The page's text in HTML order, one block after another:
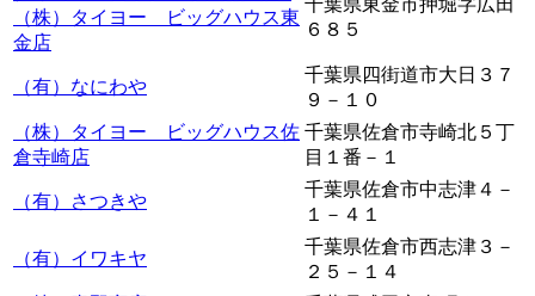
（株）タイヨー ビッグハウス東
金店
千葉県東金市押堀字広田
６８５
（有）なにわや
千葉県四街道市大日３７
９－１０
（株）タイヨー ビッグハウス佐
倉寺崎店
千葉県佐倉市寺崎北５丁
目１番－１
（有）さつきや
千葉県佐倉市中志津４－
１－４１
（有）イワキヤ
千葉県佐倉市西志津３－
２５－１４